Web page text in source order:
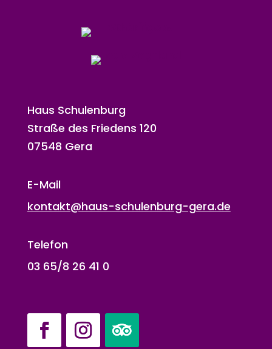
Haus Schulenburg
Straße des Friedens 120
07548 Gera
E-Mail
kontakt@haus-schulenburg-gera.de
Telefon
03 65/8 26 41 0